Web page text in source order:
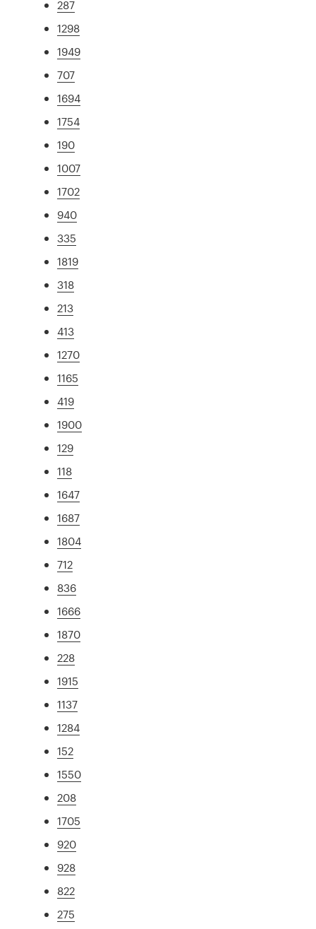
287
1298
1949
707
1694
1754
190
1007
1702
940
335
1819
318
213
413
1270
1165
419
1900
129
118
1647
1687
1804
712
836
1666
1870
228
1915
1137
1284
152
1550
208
1705
920
928
822
275